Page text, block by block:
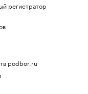
регистратор
podbor.ru